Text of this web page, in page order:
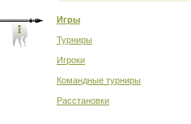
Игры
Турниры
Игроки
Командные турниры
Расстановки